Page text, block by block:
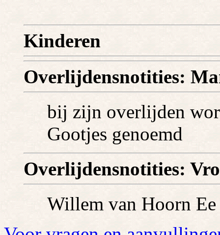
Kinderen
Overlijdensnotities:
bij zijn overlijden
Gootjes genoemd
Overlijdensnotities:
Willem van Hoorn Ee